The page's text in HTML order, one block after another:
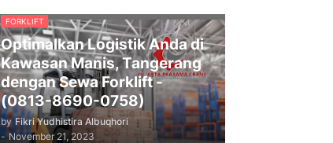
FORKLIFT
Optimalkan Logistik Anda di
Kawasan Manis, Tangerang
dengan Sewa Forklift -
(0813-8690-0758)
by Fikri Yudhistira Albuqhori
- November 21, 2023